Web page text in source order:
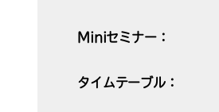
Miniセミナー：
タイムテーブル：